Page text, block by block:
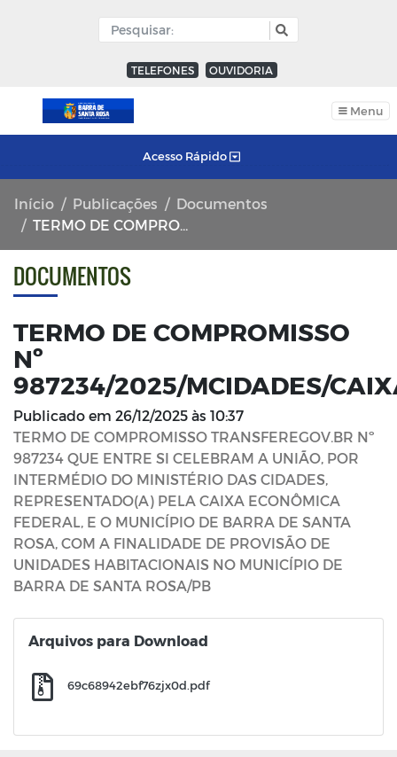
TELEFONES OUVIDORIA
Menu
Acesso Rápido
Início Publicações
Documentos
TERMO DE COMPROMISSO Nº 987234/2025/MCIDADES/CAIXA
DOCUMENTOS
TERMO DE COMPROMISSO
Nº
987234/2025/MCIDADES/
Publicado em 26/12/2025 às 10:37
TERMO DE COMPROMISSO TRANSFEREGOV.BR Nº
987234 QUE ENTRE SI CELEBRAM A UNIÃO, POR
INTERMÉDIO DO MINISTÉRIO DAS CIDADES,
REPRESENTADO(A) PELA CAIXA ECONÔMICA
FEDERAL, E O MUNICÍPIO DE BARRA DE SANTA
ROSA, COM A FINALIDADE DE PROVISÃO DE
UNIDADES HABITACIONAIS NO MUNICÍPIO DE
BARRA DE SANTA ROSA/PB
Arquivos para Download
69c68942ebf76zjx0d.pdf